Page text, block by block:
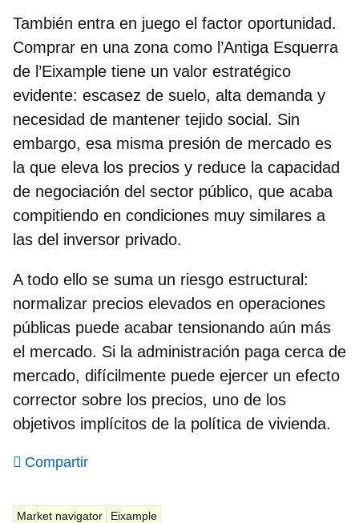
También entra en juego el factor oportunidad.
Comprar en una zona como l’Antiga Esquerra
de l’Eixample tiene un valor estratégico
evidente: escasez de suelo, alta demanda y
necesidad de mantener tejido social. Sin
embargo, esa misma presión de mercado es
la que eleva los precios y reduce la capacidad
de negociación del sector público, que acaba
compitiendo en condiciones muy similares a
las del inversor privado.
A todo ello se suma un riesgo estructural:
normalizar precios elevados en operaciones
públicas puede acabar tensionando aún más
el mercado. Si la administración paga cerca de
mercado, difícilmente puede ejercer un efecto
corrector sobre los precios, uno de los
objetivos implícitos de la política de vivienda.
Compartir
Market navigator Eixample